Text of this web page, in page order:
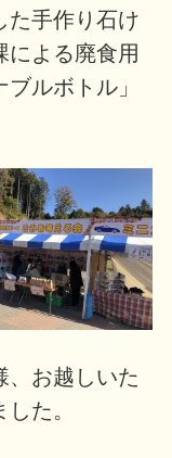
た手作り石け
による廃食用
ルボトル」
、お越しいた
た。